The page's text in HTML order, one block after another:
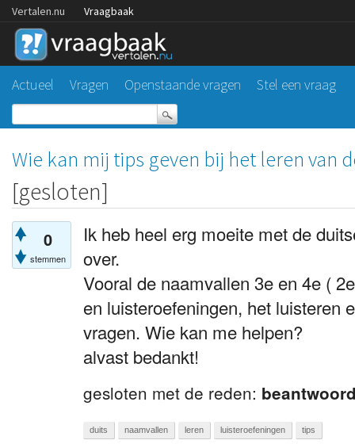
Vertalen.nu Vraagbaak
Actueel Vragen Openstaande vragen Stel een vraag
Wie kan mij tips geven bij het leren van
[gesloten]
0
stemmen
Ik heb heel erg moeite met de
over.
Vooral de naamvallen 3e en 4e (
en luisteroefeningen, het luisteren
vragen. Wie kan me helpen?
alvast bedankt!
gesloten met de reden:
duits naamvallen leren luisteroefeningen tips